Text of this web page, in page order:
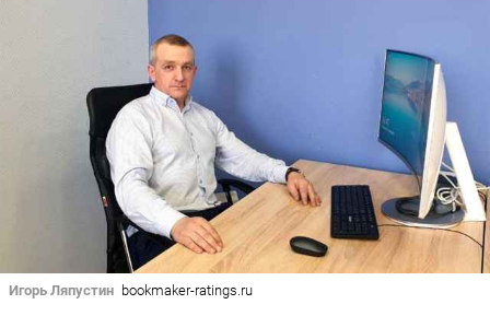
Игорь Ляпустин bookmaker-ratings.ru